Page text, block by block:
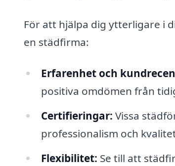
För att hjälpa dig ytterligare i
en städfirma:
Erfarenhet och
positiva omdömen från
Certifieringar: Vissa
professionalism och
Flexibilitet: Se till att